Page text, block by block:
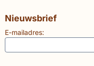
Nieuwsbrief
E-mailadres: